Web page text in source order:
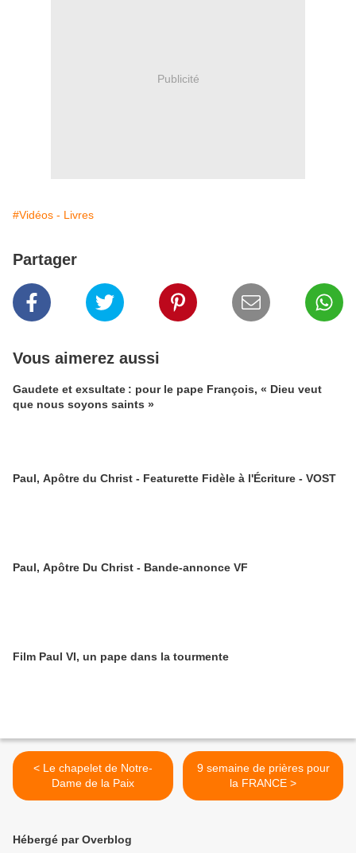
Publicité
#Vidéos - Livres
Partager
Vous aimerez aussi
Gaudete et exsultate : pour le pape François, « Dieu veut
que nous soyons saints »
Paul, Apôtre du Christ - Featurette Fidèle à l'Écriture - VOST
Paul, Apôtre Du Christ - Bande-annonce VF
Film Paul VI, un pape dans la tourmente
< Le chapelet de Notre-
Dame de la Paix
9 semaine de prières pour
la FRANCE >
Hébergé par Overblog